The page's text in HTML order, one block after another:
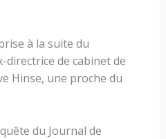
à la suite du
directrice de cabinet de
Hinse, une proche du
du Journal de